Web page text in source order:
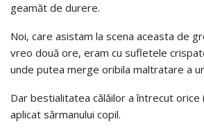
geamăt de durere.
Noi, care asistam la scena aceasta de
vreo două ore, eram cu sufletele
unde putea merge oribila maltratare a
Dar bestialitatea călăilor a întrecut orice
aplicat sărmanului copil.